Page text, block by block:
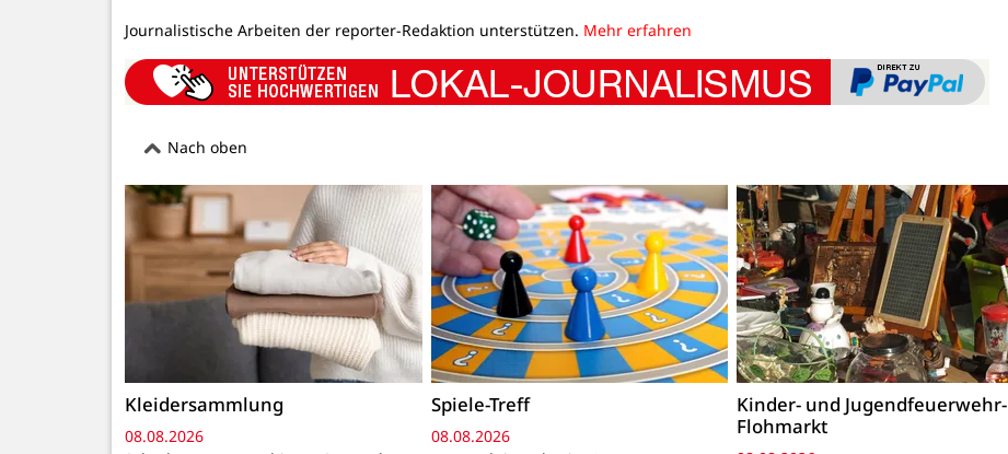
Journalistische Arbeiten der reporter-Redaktion unterstützen. Mehr erfahren
Nach oben
Kleidersammlung
08.08.2026
Spiele-Treff
08.08.2026
Kinder- und Jugendfeuerwehr-
Flohmarkt